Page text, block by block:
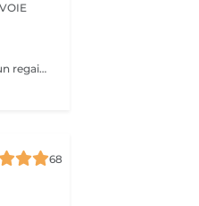
Envie d'un ventre plus plat, d'une silhouette tonifiée et d'un regain d'énergie ? Rejoignez mon cours de Pilates Mat en petit groupe ! Chaque séance vous fait travailler les abdominaux profonds, améliore votre posture, soulage le mal de dos et sculpte votre corps efficacement. Avec seulement 5 places disponibles, vous profitez d'un suivi personnalisé et de corrections adaptées pour maximiser vos résultats. Merci de prévoir l'appoint en espèces. 36 rue du Golf L-1638 Senningerberg Parking gratuit Toute réservation non honorée est due. Toute réservation non annulée 48h avant est due.
68